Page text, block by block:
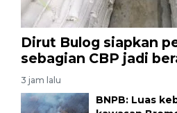
Dirut Bulog siapkan
sebagian CBP jadi
3 jam lalu
BNPB: Luas